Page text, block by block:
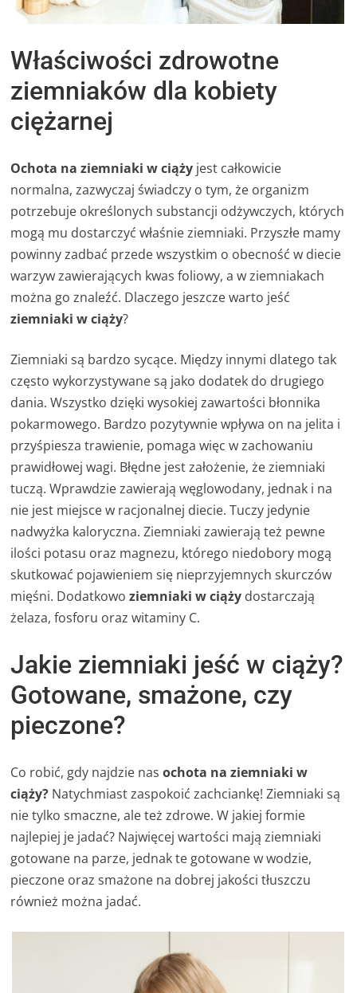
Właściwości zdrowotne
ziemniaków dla kobiety
ciężarnej
Ochota na ziemniaki w ciąży jest całkowicie
normalna, zazwyczaj świadczy o tym, że organizm
potrzebuje określonych substancji odżywczych, których
mogą mu dostarczyć właśnie ziemniaki. Przyszłe mamy
powinny zadbać przede wszystkim o obecność w diecie
warzyw zawierających kwas foliowy, a w ziemniakach
można go znaleźć. Dlaczego jeszcze warto jeść
ziemniaki w ciąży?
Ziemniaki są bardzo sycące. Między innymi dlatego tak
często wykorzystywane są jako dodatek do drugiego
dania. Wszystko dzięki wysokiej zawartości błonnika
pokarmowego. Bardzo pozytywnie wpływa on na jelita i
przyśpiesza trawienie, pomaga więc w zachowaniu
prawidłowej wagi. Błędne jest założenie, że ziemniaki
tuczą. Wprawdzie zawierają węglowodany, jednak i na
nie jest miejsce w racjonalnej diecie. Tuczy jedynie
nadwyżka kaloryczna. Ziemniaki zawierają też pewne
ilości potasu oraz magnezu, którego niedobory mogą
skutkować pojawieniem się nieprzyjemnych skurczów
mięśni. Dodatkowoziemniaki w ciąży dostarczają
żelaza, fosforu oraz witaminy C.
Jakie ziemniaki jeść w ciąży?
Gotowane, smażone, czy
pieczone?
Co robić, gdy najdzie nasochota na ziemniaki w
ciąży? Natychmiast zaspokoić zachciankę! Ziemniaki są
nie tylko smaczne, ale też zdrowe. W jakiej formie
najlepiej je jadać? Najwięcej wartości mają ziemniaki
gotowane na parze, jednak te gotowane w wodzie,
pieczone oraz smażone na dobrej jakości tłuszczu
również można jadać.